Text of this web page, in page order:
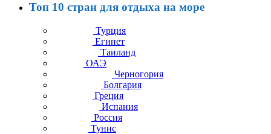
Топ 10 стран для отдыха на море
Турция
Египет
Таиланд
ОАЭ
Черногория
Болгария
Греция
Испания
Россия
Тунис